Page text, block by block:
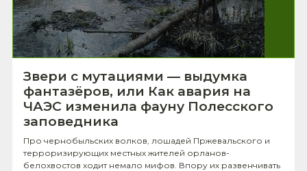
Звери с мутациями — выдумка
фантазёров, или Как авария на
ЧАЭС изменила фауну Полесского
заповедника
Про чернобыльских волков, лошадей Пржевальского и
терроризирующих местных жителей орланов-
белохвостов ходит немало мифов. Впору их развенчивать